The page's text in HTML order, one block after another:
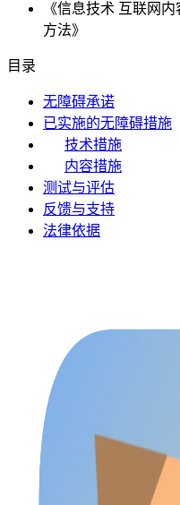
《信息技术 互联网
方法》
目录
无障碍承诺
已实施的无障碍措施
技术措施
内容措施
测试与评估
反馈与支持
法律依据